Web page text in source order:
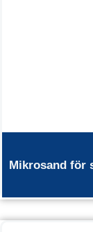
Mikrosand för